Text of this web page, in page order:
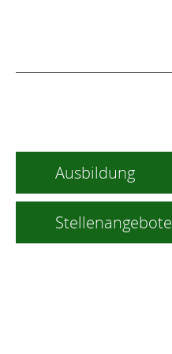
Ausbildung
Stellenangebote